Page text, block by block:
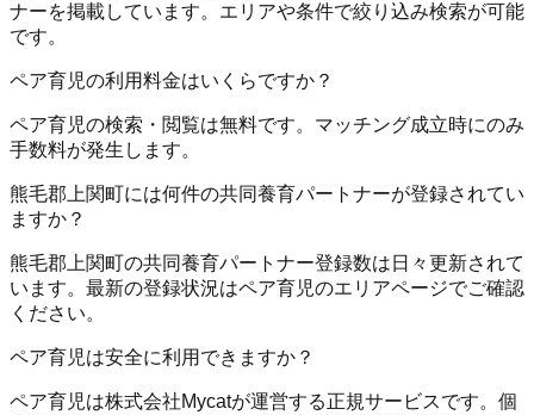
ナーを掲載しています。エリアや条件で絞り込み検索が可能
です。
ペア育児の利用料金はいくらですか？
ペア育児の検索・閲覧は無料です。マッチング成立時にのみ
手数料が発生します。
熊毛郡上関町には何件の共同養育パートナーが登録されてい
ますか？
熊毛郡上関町の共同養育パートナー登録数は日々更新されて
います。最新の登録状況はペア育児のエリアページでご確認
ください。
ペア育児は安全に利用できますか？
ペア育児は株式会社Mycatが運営する正規サービスです。個